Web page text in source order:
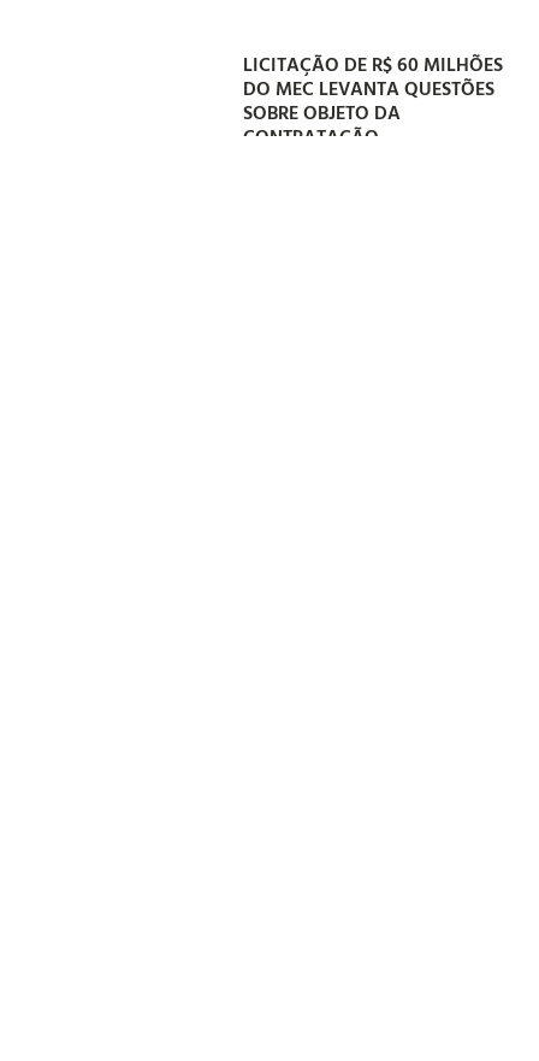
LICITAÇÃO DE R$ 60 MILHÕES
DO MEC LEVANTA QUESTÕES
SOBRE OBJETO DA
CONTRATAÇÃO